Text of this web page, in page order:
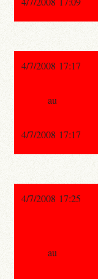
4/7/2008 17:17
au
4/7/2008 17:17
4/7/2008 17:25
au